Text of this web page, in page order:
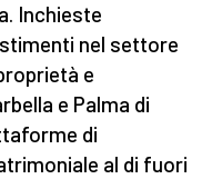
Inchieste
nel settore
e
e Palma di
di
al di fuori